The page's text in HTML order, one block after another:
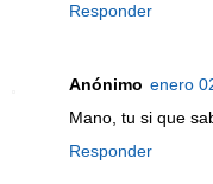
Responder
Anónimo enero
Mano, tu si que
Responder